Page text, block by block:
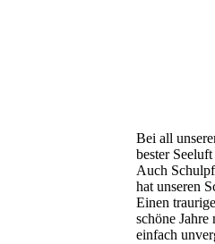
Bei all
bester
Auch
hat unseren
Einen
schöne
einfach